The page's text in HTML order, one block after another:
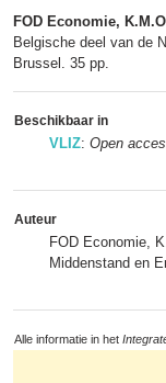
FOD Economie,
Belgische deel van de
Brussel. 35 pp.
Beschikbaar in
VLIZ: Open
Auteur
FOD Economie,
Middenstand en
Alle informatie in het